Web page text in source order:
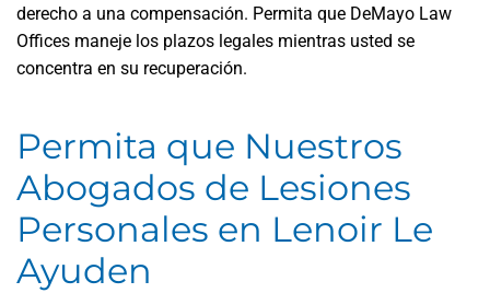
derecho a una compensación. Permita que DeMayo Law
Offices maneje los plazos legales mientras usted se
concentra en su recuperación.
Permita que Nuestros
Abogados de Lesiones
Personales en Lenoir Le
Ayuden